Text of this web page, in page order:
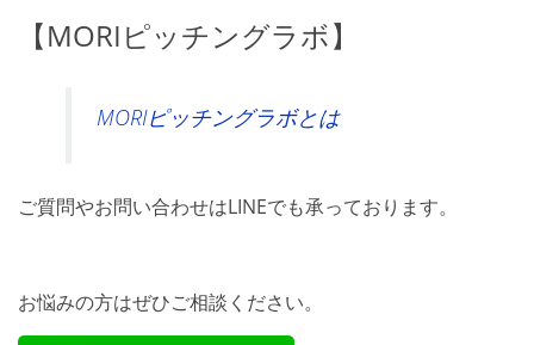
【MORIピッチングラボ】
MORIピッチングラボとは
ご質問やお問い合わせはLINEでも承っております。
お悩みの方はぜひご相談ください。